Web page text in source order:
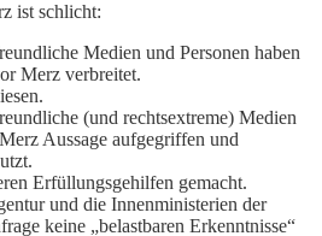
ist schlicht:
Medien und Personen haben
Merz verbreitet.
(und rechtsextreme) Medien
Aussage aufgegriffen und
Erfüllungsgehilfen gemacht.
und die Innenministerien der
keine „belastbaren Erkenntnisse“